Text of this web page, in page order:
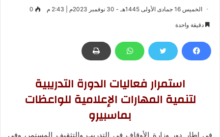
الخميس 16 جمادى الأولى 1445هـ - 30 نوفمبر 2023م | 2:43 م 0
دقيقة واحدة
استمرار فعاليات الدورة التدريبية
لتنمية المهارات الإعلامية للواعظات
بماسبيرو
في إطار دور وزارة الأوقاف في التدريب والتثقيف المستمر، وفي